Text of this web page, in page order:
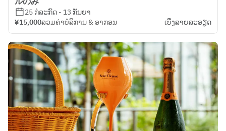
25 ກໍລະກົດ - 13 ກັນຍາ
¥15,000ລວມຄ່າບໍລິການ & ອາກອນ ເບິ່ງ​ລາຍ​ລະ​ອຽດ